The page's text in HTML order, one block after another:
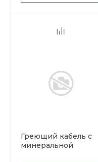
Греющий кабель с
минеральной